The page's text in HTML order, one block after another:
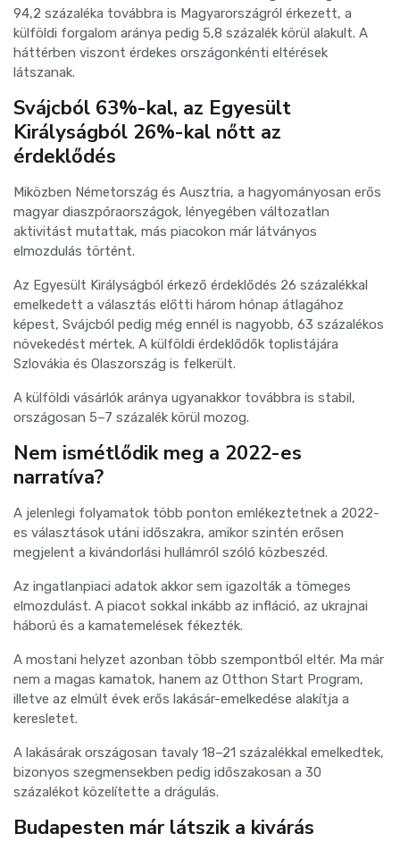
94,2 százaléka továbbra is Magyarországról érkezett, a
külföldi forgalom aránya pedig 5,8 százalék körül alakult. A
háttérben viszont érdekes országonkénti eltérések
látszanak.
Svájcból 63%-kal, az Egyesült
Királyságból 26%-kal nőtt az
érdeklődés
Miközben Németország és Ausztria, a hagyományosan erős
magyar diaszpóraországok, lényegében változatlan
aktivitást mutattak, más piacokon már látványos
elmozdulás történt.
Az Egyesült Királyságból érkező érdeklődés 26 százalékkal
emelkedett a választás előtti három hónap átlagához
képest, Svájcból pedig még ennél is nagyobb, 63 százalékos
növekedést mértek. A külföldi érdeklődők toplistájára
Szlovákia és Olaszország is felkerült.
A külföldi vásárlók aránya ugyanakkor továbbra is stabil,
országosan 5–7 százalék körül mozog.
Nem ismétlődik meg a 2022-es
narratíva?
A jelenlegi folyamatok több ponton emlékeztetnek a 2022-
es választások utáni időszakra, amikor szintén erősen
megjelent a kivándorlási hullámról szóló közbeszéd.
Az ingatlanpiaci adatok akkor sem igazolták a tömeges
elmozdulást. A piacot sokkal inkább az infláció, az ukrajnai
háború és a kamatemelések fékezték.
A mostani helyzet azonban több szempontból eltér. Ma már
nem a magas kamatok, hanem az Otthon Start Program,
illetve az elmúlt évek erős lakásár-emelkedése alakítja a
keresletet.
A lakásárak országosan tavaly 18–21 százalékkal emelkedtek,
bizonyos szegmensekben pedig időszakosan a 30
százalékot közelítette a drágulás.
Budapesten már látszik a kivárás